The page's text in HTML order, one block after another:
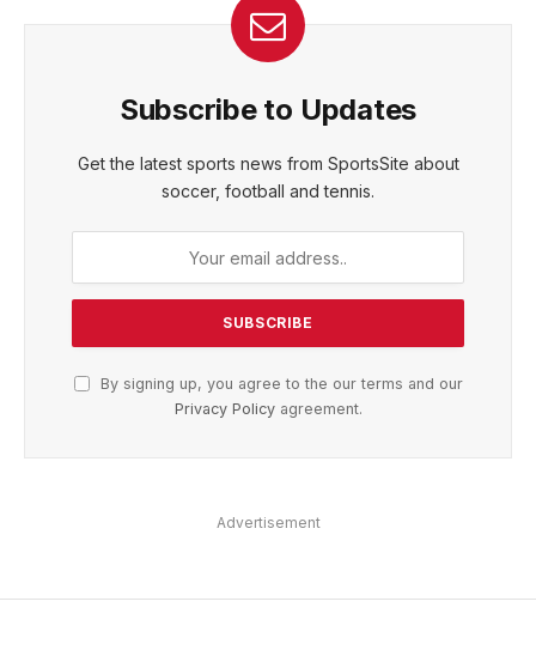
Subscribe to Updates
Get the latest sports news from SportsSite about
soccer, football and tennis.
By signing up, you agree to the our terms and our
Privacy Policyagreement.
Advertisement